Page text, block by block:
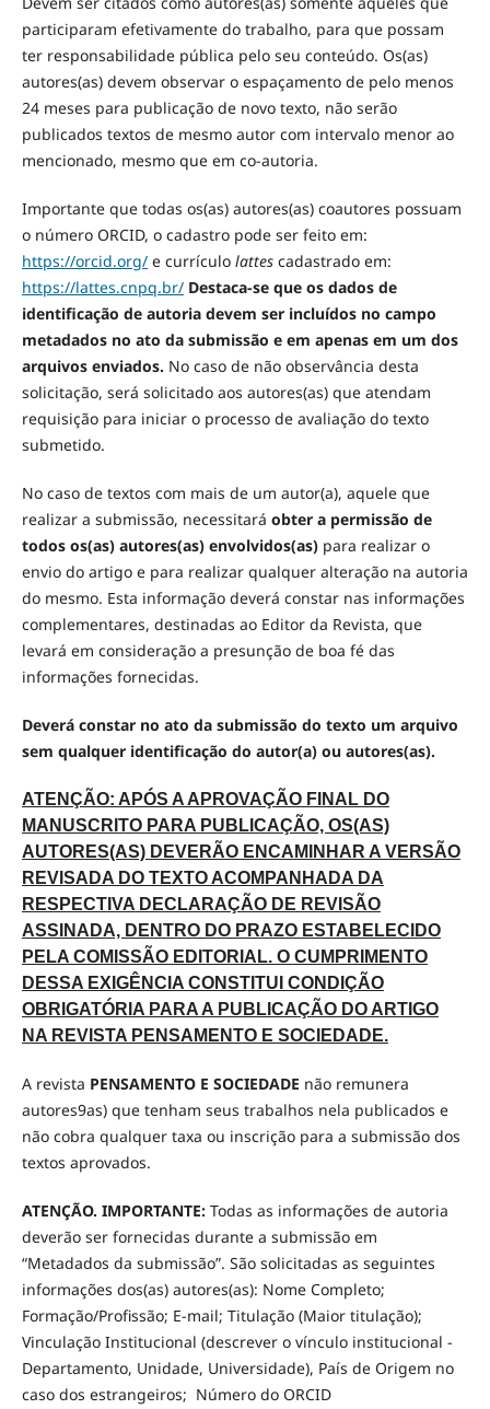
participaram efetivamente do trabalho, para que possam
ter responsabilidade pública pelo seu conteúdo. Os(as)
autores(as) devem observar o espaçamento de pelo menos
24 meses para publicação de novo texto, não serão
publicados textos de mesmo autor com intervalo menor ao
mencionado, mesmo que em co-autoria.
Importante que todas os(as) autores(as) coautores possuam
o número ORCID, o cadastro pode ser feito em:
https://orcid.org/e currículo lattescadastrado em:
https://lattes.cnpq.br/ Destaca-se que os dados de
identificação de autoria devem ser incluídos no campo
metadados no ato da submissão e em apenas em um dos
arquivos enviados. No caso de não observância desta
solicitação, será solicitado aos autores(as) que atendam
requisição para iniciar o processo de avaliação do texto
submetido.
No caso de textos com mais de um autor(a), aquele que
realizar a submissão, necessitará obter a permissão de
todos os(as) autores(as) envolvidos(as)para realizar o
envio do artigo e para realizar qualquer alteração na autoria
do mesmo. Esta informação deverá constar nas informações
complementares, destinadas ao Editor da Revista, que
levará em consideração a presunção de boa fé das
informações fornecidas.
Deverá constar no ato da submissão do texto um arquivo
sem qualquer identificação do autor(a) ou autores(as).
ATENÇÃO: APÓS A APROVAÇÃO FINAL DO
MANUSCRITO PARA PUBLICAÇÃO, OS(AS)
AUTORES(AS) DEVERÃO ENCAMINHAR A VERSÃO
REVISADA DO TEXTO ACOMPANHADA DA
RESPECTIVA DECLARAÇÃO DE REVISÃO
ASSINADA, DENTRO DO PRAZO ESTABELECIDO
PELA COMISSÃO EDITORIAL. O CUMPRIMENTO
DESSA EXIGÊNCIA CONSTITUI CONDIÇÃO
OBRIGATÓRIA PARA A PUBLICAÇÃO DO ARTIGO
NA REVISTA PENSAMENTO E SOCIEDADE.
A revista PENSAMENTO E SOCIEDADE não remunera
autores9as) que tenham seus trabalhos nela publicados e
não cobra qualquer taxa ou inscrição para a submissão dos
textos aprovados.
ATENÇÃO. IMPORTANTE: Todas as informações de autoria
deverão ser fornecidas durante a submissão em
“Metadados da submissão”. São solicitadas as seguintes
informações dos(as) autores(as): Nome Completo;
Formação/Profissão; E-mail; Titulação (Maior titulação);
Vinculação Institucional (descrever o vínculo institucional -
Departamento, Unidade, Universidade), País de Origem no
caso dos estrangeiros; Número do ORCID